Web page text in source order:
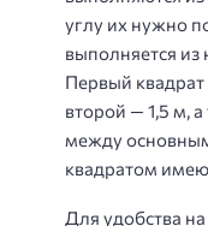
углу их нужно
выполняется из
Первый
второй — 1,5 м,
между
квадратом
Для удобства